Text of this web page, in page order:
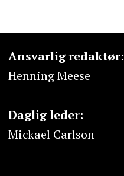
Ansvarlig redaktør:
Henning Meese
Daglig leder:
Mickael Carlson